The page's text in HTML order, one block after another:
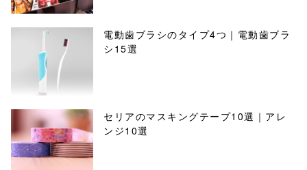
電動歯ブラシのタイプ4つ｜電動歯ブラ
シ15選
セリアのマスキングテープ10選｜アレ
ンジ10選